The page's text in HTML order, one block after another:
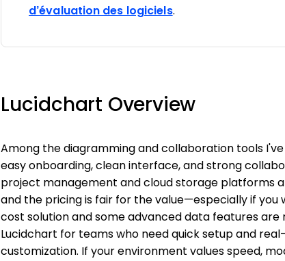
d’évaluation des logiciels.
Lucidchart Overview
Among the diagramming and collaboration tools
easy onboarding, clean interface, and strong
project management and cloud storage platforms
and the pricing is fair for the value—especially if you
cost solution and some advanced data features
Lucidchart for teams who need quick setup and
customization. If your environment values speed,